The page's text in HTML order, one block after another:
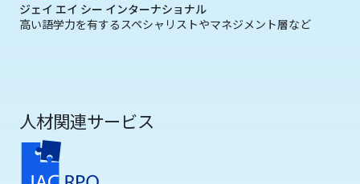
ジェイ エイ シー インターナショナル
高い語学力を有するスペシャリストやマネジメント層など
人材関連サービス